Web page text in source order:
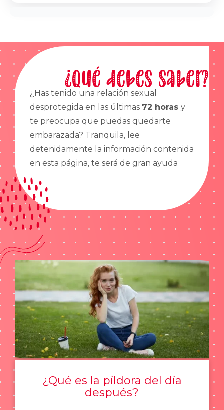
¿Qué debes saber?
¿Has tenido una relación sexual
desprotegida en las últimas 72 horas y
te preocupa que puedas quedarte
embarazada? Tranquila, lee
detenidamente la información contenida
en esta página, te será de gran ayuda
¿Qué es la píldora del día
después?